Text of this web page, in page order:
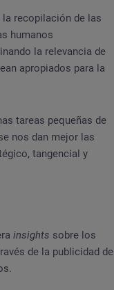
la recopilación de las
humanos
la relevancia de
apropiados para la
tareas pequeñas de
nos dan mejor las
tangencial y
insights sobre los
de la publicidad de